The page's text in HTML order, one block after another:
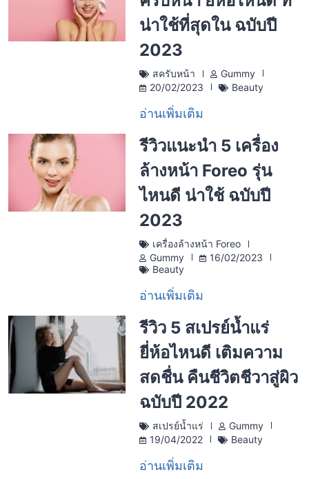
น่าใช้ที่สุดใน ฉบับปี
2023
สครับหน้า
Gummy
20/02/2023
Beauty
อ่านเพิ่มเติม
รีวิวแนะนำ 5 เครื่อง
ล้างหน้า Foreo รุ่น
ไหนดี น่าใช้ ฉบับปี
2023
เครื่องล้างหน้า Foreo
Gummy
16/02/2023
Beauty
อ่านเพิ่มเติม
รีวิว 5 สเปรย์น้ำแร่
ยี่ห้อไหนดี เติมความ
สดชื่น คืนชีวิตชีวาสู่ผิว
ฉบับปี 2022
สเปรย์น้ำแร่
Gummy
19/04/2022
Beauty
อ่านเพิ่มเติม